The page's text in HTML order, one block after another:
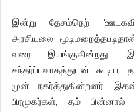
இன்று தேசம்நெற்
அரசியலை
வரை இயங்குகின்றது.
சந்தர்ப்பவாதத்துடன்
முன் நகர்த்துகின்றனர்.
பிரமுகர்கள், தம் பின்னால்